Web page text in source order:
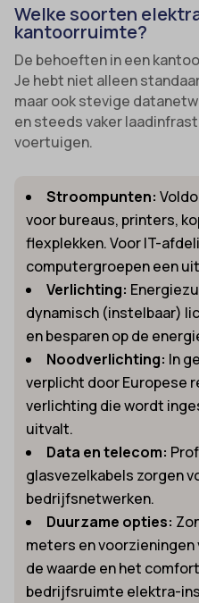
Welke soorten
kantoorruimte?
De behoeften in een
Je hebt niet alleen
maar ook stevige
en steeds vaker
voertuigen.
Stroompunten:
voor bureaus, printers,
flexplekken. Voor IT-
computergroepen een
Verlichting:
dynamisch (instelbaar)
en besparen op de
Noodverlichting: In
verplicht door Europese
verlichting die wordt
uitvalt.
Data en telecom:
glasvezelkabels zorgen
bedrijfsnetwerken.
Duurzame opties:
meters en
de waarde en het
bedrijfsruimte elektra-